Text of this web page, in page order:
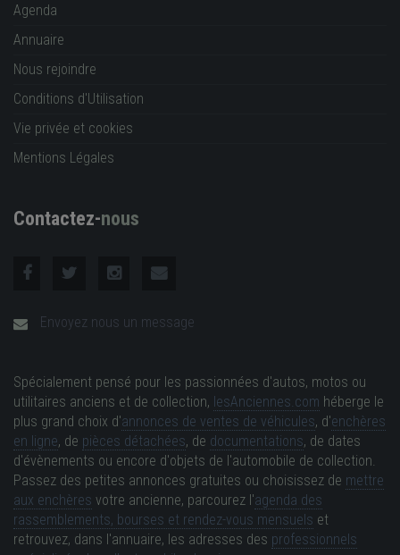
Agenda
Annuaire
Nous rejoindre
Conditions d'Utilisation
Vie privée et cookies
Mentions Légales
Contactez-nous
Envoyez nous un message
Spécialement pensé pour les passionnées d'autos, motos ou
utilitaires anciens et de collection, lesAnciennes.com héberge le
plus grand choix d'annonces de ventes de véhicules, d'enchères
en ligne, de pièces détachées, de documentations, de dates
d'évènements ou encore d'objets de l'automobile de collection.
Passez des petites annonces gratuites ou choisissez de mettre
aux enchères votre ancienne, parcourez l'agenda des
rassemblements, bourses et rendez-vous mensuels et
retrouvez, dans l'annuaire, les adresses des professionnels